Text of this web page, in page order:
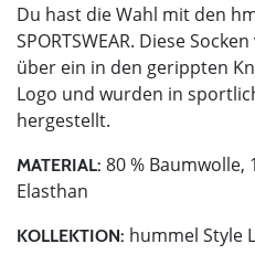
Du hast die Wahl mit den
SPORTSWEAR. Diese
über ein in den gerippten
Logo und wurden in
hergestellt.
MATERIAL: 80 % Baumwolle,
Elasthan
KOLLEKTION: hummel Style